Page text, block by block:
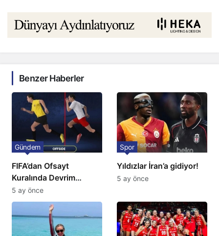
Benzer Haberler
FIFA’dan Ofsayt
Kuralında Devrim
Niteliğinde Onay
Gündem
5 ay önce
Yıldızlar İran’a gidiyor!
Spor
5 ay önce